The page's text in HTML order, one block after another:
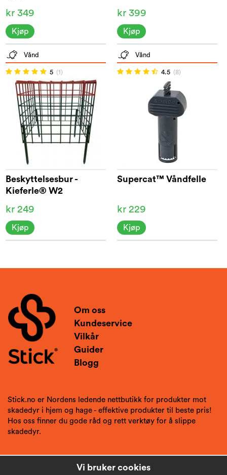
kr 349
Kjøp
kr 399
Kjøp
Vånd
5 (1)
Beskyttelsesbur -
Kieferle® W2
kr 249
Kjøp
Vånd
4.5 (8)
Supercat™ Våndfelle
kr 229
Kjøp
Om oss
Kundeservice
Vilkår
Guider
Blogg
Stick.no er Nordens ledende nettbutikk for produkter mot
skadedyr i hjem og hage - effektive produkter til beste pris!
Hos oss finner du gode råd og rett verktøy for å slippe
skadedyr.
Vi bruker cookies